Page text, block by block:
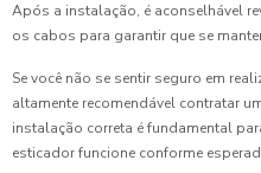
Após a instalação, é aconselhável
os cabos para garantir que se
Se você não se sentir seguro em
altamente recomendável contratar
instalação correta é fundamental
esticador funcione conforme